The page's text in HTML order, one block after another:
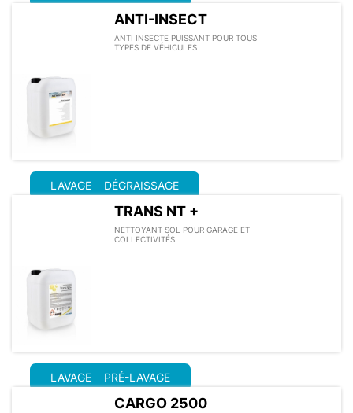
ANTI-INSECT
ANTI INSECTE PUISSANT POUR TOUS
TYPES DE VÉHICULES
LAVAGE DÉGRAISSAGE
TRANS NT +
NETTOYANT SOL POUR GARAGE ET
COLLECTIVITÉS.
LAVAGE PRÉ-LAVAGE
CARGO 2500